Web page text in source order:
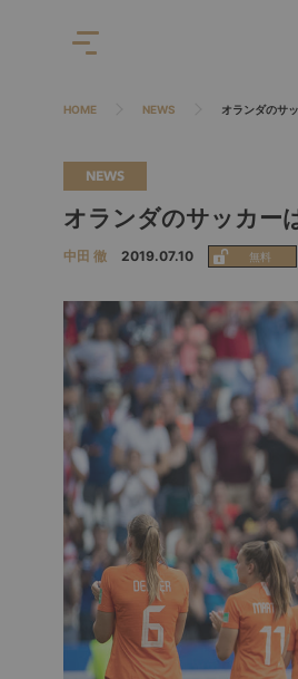
HOME NEWS オランダのサ
NEWS
オランダのサッカー
中田 徹 2019.07.10